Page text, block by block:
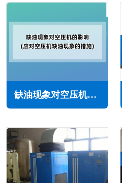
缺油现象对空压机的影响(应对空压机缺油现象的措施)